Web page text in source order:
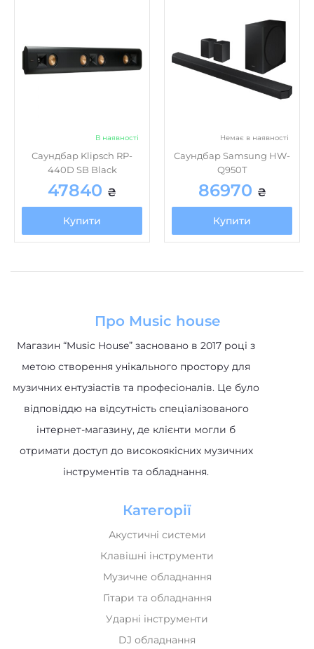
Саундбар Klipsch RP-
47840₴
Купити
Саундбар Samsung HW-
86970
Купити
Магазин “Music House” засновано в 2017 році з
метою створення унікального простору для
музичних ентузіастів та професіоналів. Це було
відповіддю на відсутність спеціалізованого
інтернет-магазину, де клієнти могли б
отримати доступ до високоякісних музичних
інструментів та обладнання.
Акустичні системи
Клавішні інструменти
Музичне обладнання
Гітари та обладнання
Ударні інструменти
DJ обладнання
Духові інструменти